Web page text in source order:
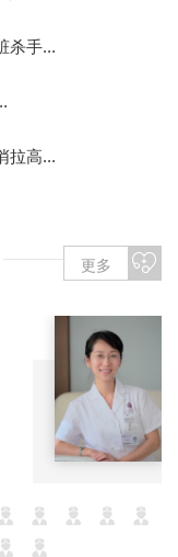
杀手...
拉高...
更多